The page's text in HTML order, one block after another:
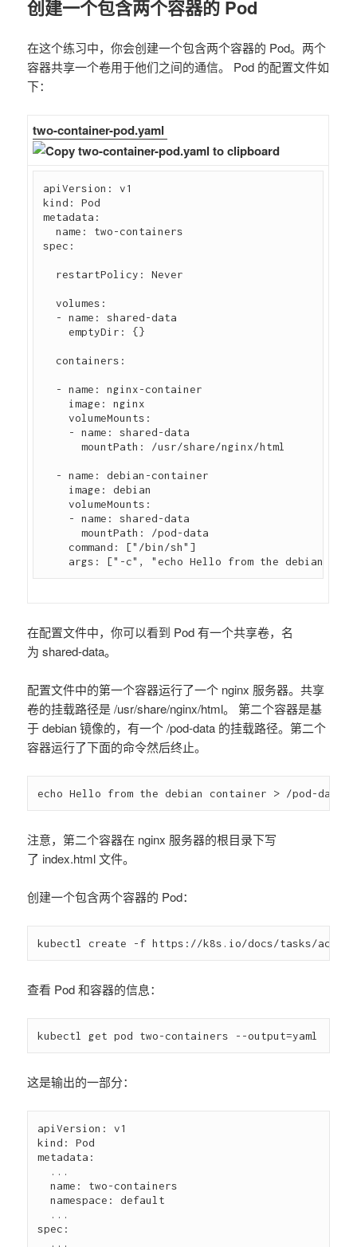
创建一个包含两个容器的 Pod
在这个练习中，你会创建一个包含两个容器的 Pod。两个
容器共享一个卷用于他们之间的通信。 Pod 的配置文件如
下：
two-container-pod.yaml
apiVersion: v1
kind: Pod
metadata:
  name: two-containers
spec:
  restartPolicy: Never
  volumes:
  - name: shared-data
    emptyDir: {}
  containers:
  - name: nginx-container
    image: nginx
    volumeMounts:
    - name: shared-data
      mountPath: /usr/share/nginx/html
  - name: debian-container
    image: debian
    volumeMounts:
    - name: shared-data
      mountPath: /pod-data
    command: ["/bin/sh"]
在配置文件中，你可以看到 Pod 有一个共享卷，名
为 shared-data。
配置文件中的第一个容器运行了一个 nginx 服务器。共享
卷的挂载路径是 /usr/share/nginx/html。 第二个容器是基
于 debian 镜像的，有一个 /pod-data 的挂载路径。第二个
容器运行了下面的命令然后终止。
注意，第二个容器在 nginx 服务器的根目录下写
了 index.html 文件。
创建一个包含两个容器的 Pod：
查看 Pod 和容器的信息：
这是输出的一部分：
apiVersion: v1
kind: Pod
metadata:
  ...
  name: two-containers
  namespace: default
  ...
spec:
  ...